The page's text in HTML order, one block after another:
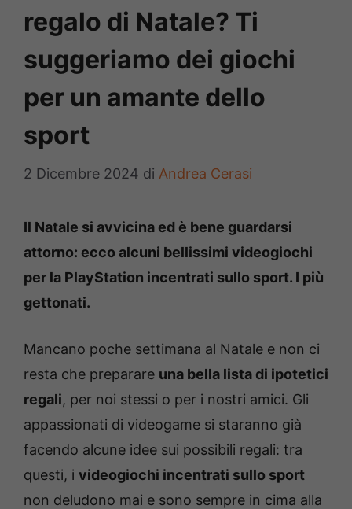
regalo di Natale? Ti
suggeriamo dei giochi
per un amante dello
sport
2 Dicembre 2024 di Andrea Cerasi
Il Natale si avvicina ed è bene guardarsi
attorno: ecco alcuni bellissimi videogiochi
per la PlayStation incentrati sullo sport. I più
gettonati.
Mancano poche settimana al Natale e non ci
resta che preparare una bella lista di ipotetici
regali, per noi stessi o per i nostri amici. Gli
appassionati di videogame si staranno già
facendo alcune idee sui possibili regali: tra
questi, i videogiochi incentrati sullo sport
non deludono mai e sono sempre in cima alla